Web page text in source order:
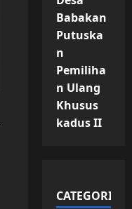
Babakan
Putuska
n
Pemiliha
n Ulang
Khusus
kadus II
CATEGORIES